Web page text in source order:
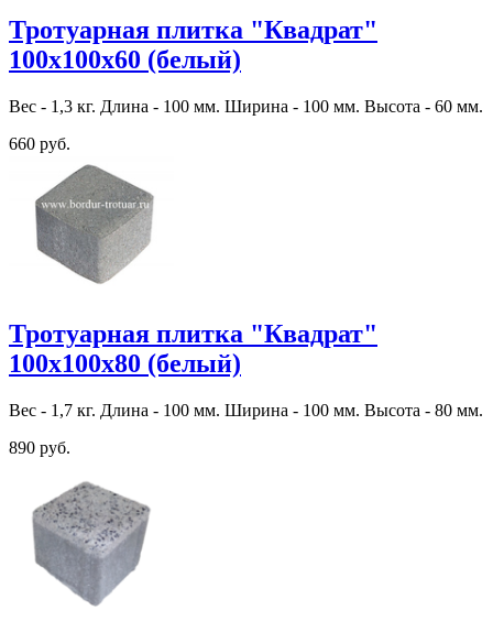
Тротуарная плитка "Квадрат"
100х100х60 (белый)
Вес - 1,3 кг. Длина - 100 мм. Ширина - 100 мм. Высота - 60 мм.
660 руб.
Тротуарная плитка "Квадрат"
100х100х80 (белый)
Вес - 1,7 кг. Длина - 100 мм. Ширина - 100 мм. Высота - 80 мм.
890 руб.